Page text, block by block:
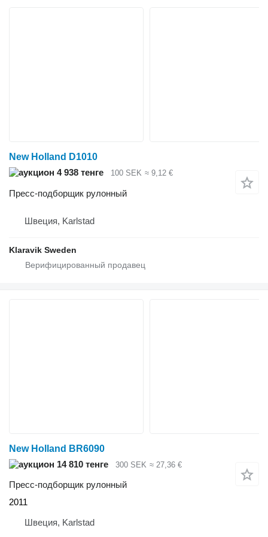
New Holland D1010
4 938 тенге
100 SEK ≈ 9,12 €
Пресс-подборщик рулонный
Швеция, Karlstad
Klaravik Sweden
New Holland BR6090
14 810 тенге
300 SEK ≈ 27,36 €
Пресс-подборщик рулонный
2011
Швеция, Karlstad